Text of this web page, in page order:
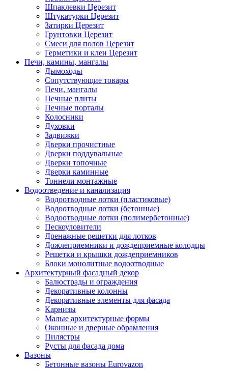
Шпаклевки Церезит
Штукатурки Церезит
Затирки Церезит
Грунтовки Церезит
Смеси для полов Церезит
Герметики и клеи Церезит
Печи, камины, мангалы
Дымоходы
Сопутствующие товары
Печи, мангалы
Печные плиты
Печные порталы
Колосники
Духовки
Задвижки
Дверки прочистные
Дверки поддувальные
Дверки топочные
Дверки каминные
Тоннели монтажные
Водоотведение и канализация
Водоотводные лотки (пластиковые)
Водоотводные лотки (бетонные)
Водоотводные лотки (полимербетонные)
Пескоуловители
Дренажные решетки для лотков
Дожлеприемники и дождеприемные колодцы
Решетки и крышки дождеприемников
Блоки монолитные водоотводные
Архитектурный фасадный декор
Балюстрады и ограждения
Декоративные колонны
Декоративные элементы для фасада
Карнизы
Малые архитектурные формы
Оконные и дверные обрамления
Пилястры
Русты для фасада дома
Вазоны
Бетонные вазоны Eurovazon